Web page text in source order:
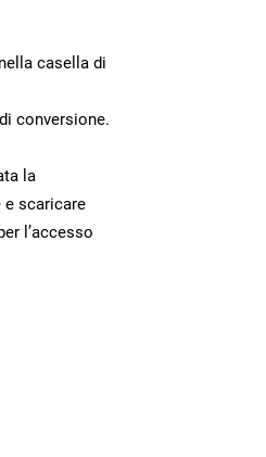
casella di
conversione.
la
e scaricare
l’accesso